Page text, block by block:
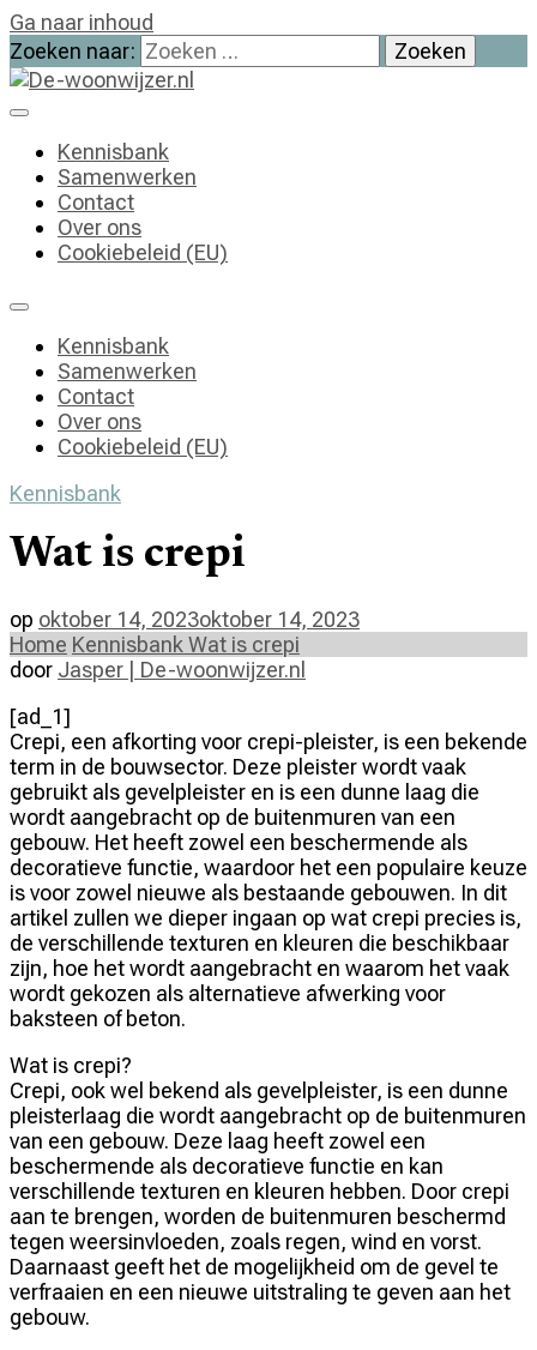
Ga naar inhoud
Zoeken naar:
Kennisbank
Samenwerken
Contact
Over ons
Cookiebeleid (EU)
Kennisbank
Samenwerken
Contact
Over ons
Cookiebeleid (EU)
Kennisbank
Wat is crepi
op oktober 14, 2023oktober 14, 2023
Home KennisbankWat is crepi
door Jasper | De-woonwijzer.nl
[ad_1]
Crepi, een afkorting voor crepi-pleister, is een bekende
term in de bouwsector. Deze pleister wordt vaak
gebruikt als gevelpleister en is een dunne laag die
wordt aangebracht op de buitenmuren van een
gebouw. Het heeft zowel een beschermende als
decoratieve functie, waardoor het een populaire keuze
is voor zowel nieuwe als bestaande gebouwen. In dit
artikel zullen we dieper ingaan op wat crepi precies is,
de verschillende texturen en kleuren die beschikbaar
zijn, hoe het wordt aangebracht en waarom het vaak
wordt gekozen als alternatieve afwerking voor
baksteen of beton.
Wat is crepi?
Crepi, ook wel bekend als gevelpleister, is een dunne
pleisterlaag die wordt aangebracht op de buitenmuren
van een gebouw. Deze laag heeft zowel een
beschermende als decoratieve functie en kan
verschillende texturen en kleuren hebben. Door crepi
aan te brengen, worden de buitenmuren beschermd
tegen weersinvloeden, zoals regen, wind en vorst.
Daarnaast geeft het de mogelijkheid om de gevel te
verfraaien en een nieuwe uitstraling te geven aan het
gebouw.